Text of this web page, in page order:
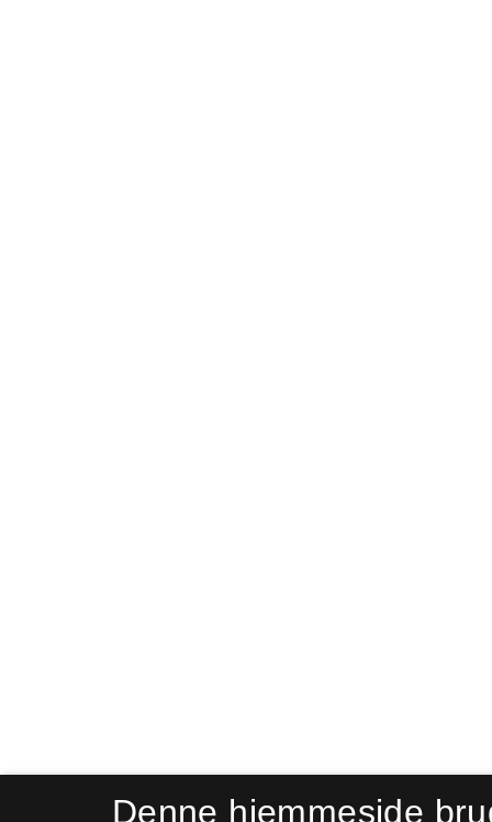
Denne hjemmeside